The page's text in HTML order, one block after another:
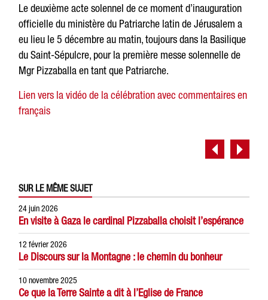
Le deuxième acte solennel de ce moment d’inauguration
officielle du ministère du Patriarche latin de Jérusalem a
eu lieu le 5 décembre au matin, toujours dans la Basilique
du Saint-Sépulcre, pour la première messe solennelle de
Mgr Pizzaballa en tant que Patriarche.
Lien vers la vidéo de la célébration avec commentaires en
français
SUR LE MÊME SUJET
24 juin 2026
En visite à Gaza le cardinal Pizzaballa choisit l’espérance
12 février 2026
Le Discours sur la Montagne : le chemin du bonheur
10 novembre 2025
Ce que la Terre Sainte a dit à l’Eglise de France